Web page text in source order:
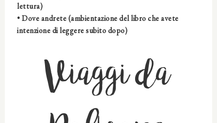
lettura)
• Dove andrete (ambientazione del libro che avete
intenzione di leggere subito dopo)
Viaggi da